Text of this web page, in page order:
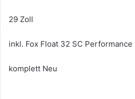
29 Zoll
inkl. Fox Float 32 SC Performance
komplett Neu